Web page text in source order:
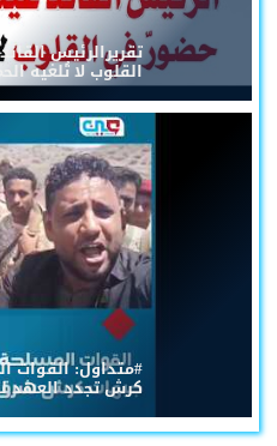
تقريرالرئيس
القلوب لا تُلغيه
#متداول: القوات
كرش تجدد العهد